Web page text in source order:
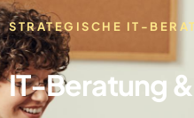
STRATEGISCHE IT-
IT-Beratung